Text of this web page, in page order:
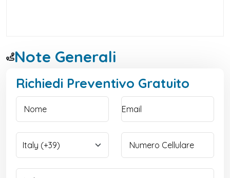
Note Generali
Richiedi Preventivo Gratuito